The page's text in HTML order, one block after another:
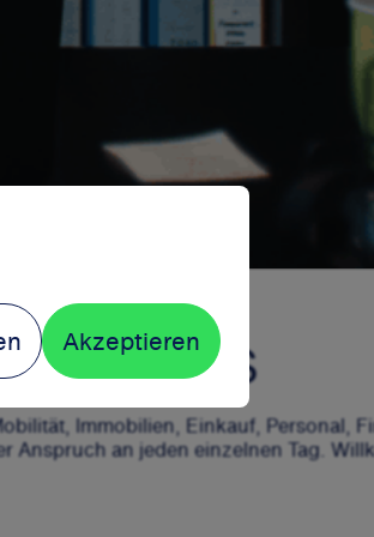
Akzeptieren
Immobilien, Einkauf, Personal,
Anspruch an jeden einzelnen Tag.